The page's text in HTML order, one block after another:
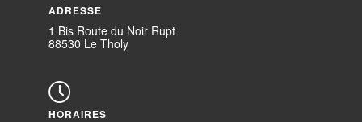
ADRESSE
1 Bis Route du Noir Rupt
88530 Le Tholy
HORAIRES